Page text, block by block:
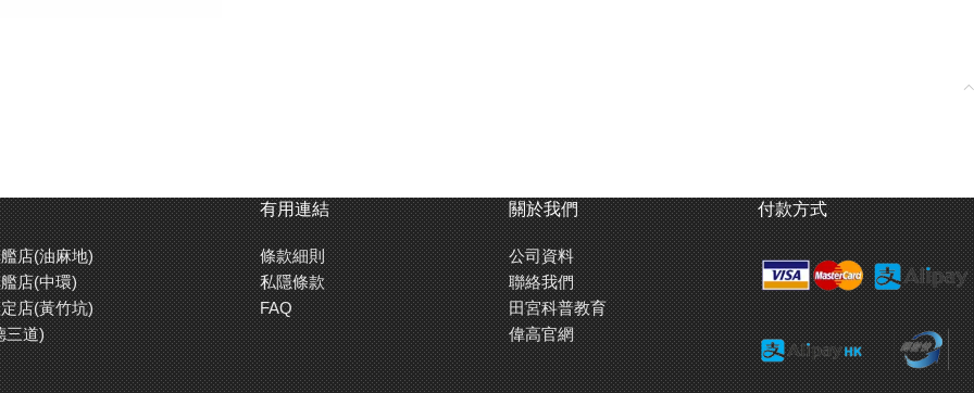
店(油麻地)
店(中環)
店(黃竹坑)
三道)
有用連結
條款細則
私隱條款
FAQ
關於我們
公司資料
聯絡我們
田宮科普教育
偉高官網
付款方式